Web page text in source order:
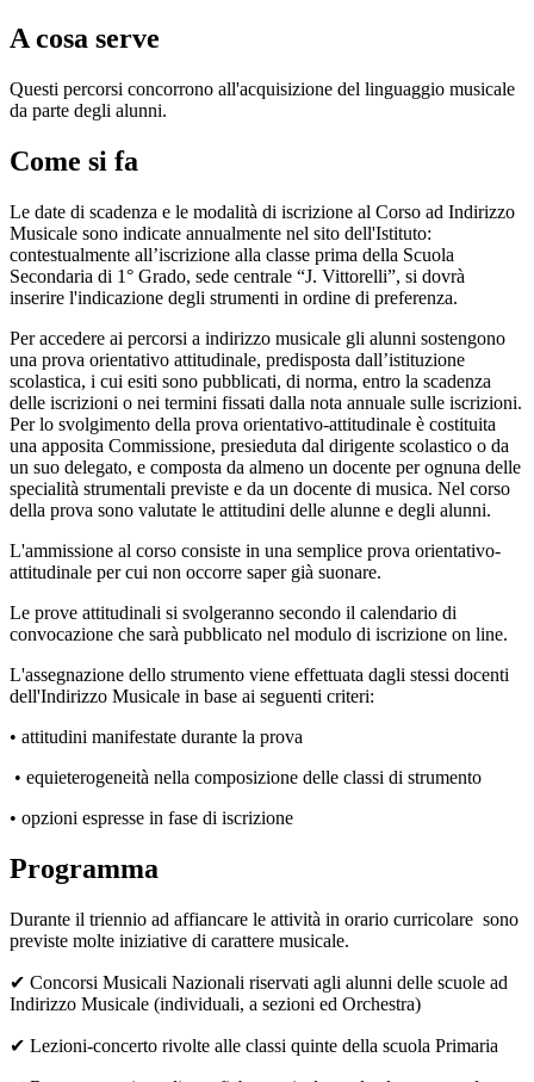
A cosa serve
Questi percorsi concorrono all'acquisizione del linguaggio musicale
da parte degli alunni.
Come si fa
Le date di scadenza e le modalità di iscrizione al Corso ad Indirizzo
Musicale sono indicate annualmente nel sito dell'Istituto:
contestualmente all’iscrizione alla classe prima della Scuola
Secondaria di 1° Grado, sede centrale “J. Vittorelli”, si dovrà
inserire l'indicazione degli strumenti in ordine di preferenza.
Per accedere ai percorsi a indirizzo musicale gli alunni sostengono
una prova orientativo attitudinale, predisposta dall’istituzione
scolastica, i cui esiti sono pubblicati, di norma, entro la scadenza
delle iscrizioni o nei termini fissati dalla nota annuale sulle iscrizioni.
Per lo svolgimento della prova orientativo-attitudinale è costituita
una apposita Commissione, presieduta dal dirigente scolastico o da
un suo delegato, e composta da almeno un docente per ognuna delle
specialità strumentali previste e da un docente di musica. Nel corso
della prova sono valutate le attitudini delle alunne e degli alunni.
L'ammissione al corso consiste in una semplice prova orientativo-
attitudinale per cui non occorre saper già suonare.
Le prove attitudinali si svolgeranno secondo il calendario di
convocazione che sarà pubblicato nel modulo di iscrizione on line.
L'assegnazione dello strumento viene effettuata dagli stessi docenti
dell'Indirizzo Musicale in base ai seguenti criteri:
• attitudini manifestate durante la prova
• equieterogeneità nella composizione delle classi di strumento
• opzioni espresse in fase di iscrizione
Programma
Durante il triennio ad affiancare le attività in orario curricolare sono
previste molte iniziative di carattere musicale.
✔ Concorsi Musicali Nazionali riservati agli alunni delle scuole ad
Indirizzo Musicale (individuali, a sezioni ed Orchestra)
✔ Lezioni-concerto rivolte alle classi quinte della scuola Primaria